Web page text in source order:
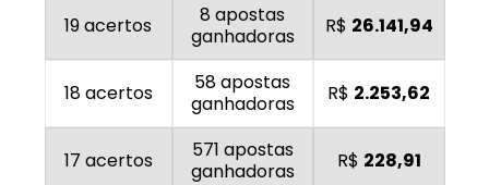
19 acertos
8 apostas
ganhadoras
R$ 26.141,94
18 acertos
58 apostas
ganhadoras
R$ 2.253,62
17 acertos
571 apostas
ganhadoras
R$ 228,91